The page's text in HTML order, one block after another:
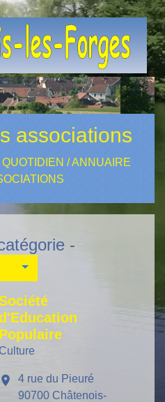
associations
/ANNUAIRE
-
Populaire
Culture
location_on
4 rue du Pieuré
90700 Châtenois-